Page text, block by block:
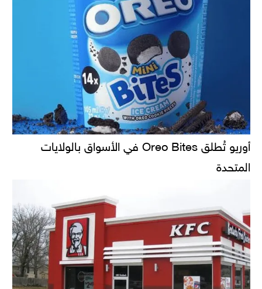
أوريو تُطلق Oreo Bites في الأسواق بالولايات
المتحدة